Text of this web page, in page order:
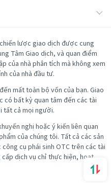
lược giao dịch được cung
Tâm Giao dịch, và quan điểm
của nhà phân tích mà không xem
của nhà đầu tư.
mất toàn bộ vốn của bạn. Giao
có bất kỳ quan tâm đến các tài
tất cả mọi người.
nghị hoặc ý kiến liên quan
của chúng tôi. Tất cả các sản
cụ phái sinh OTC trên các tài
cấp dịch vụ chỉ thực hiện, hoạt